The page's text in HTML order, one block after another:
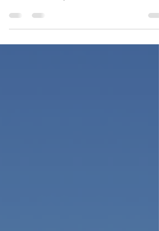
Nossas dicas vão te ajudar a aprimorar a
autonomia das pessoas com deficiência.
Confira!